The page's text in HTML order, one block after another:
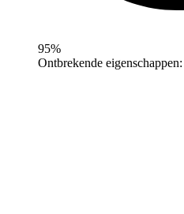
95%
Ontbrekende eigenschappen: